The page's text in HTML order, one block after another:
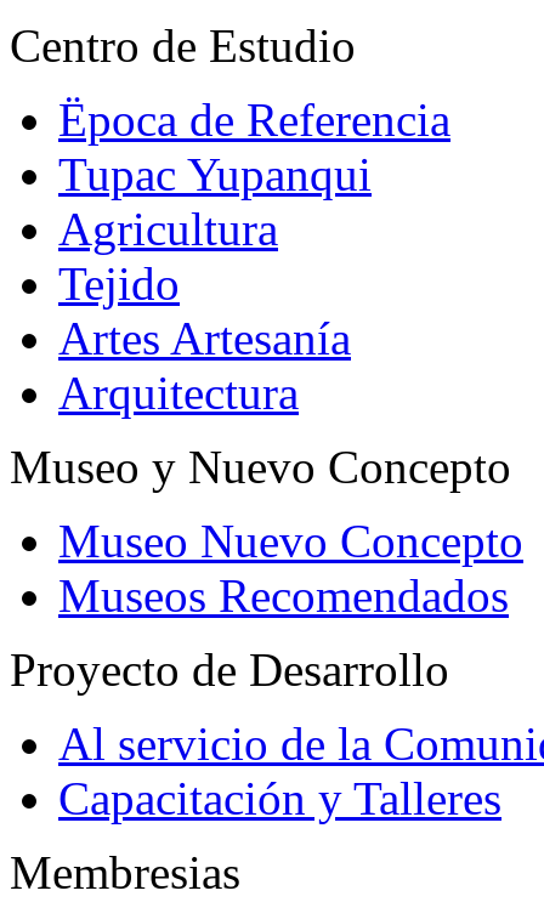
Centro de Estudio
Ëpoca de Referencia
Tupac Yupanqui
Agricultura
Tejido
Artes Artesanía
Arquitectura
Museo y Nuevo Concepto
Museo Nuevo Concepto
Museos Recomendados
Proyecto de Desarrollo
Al servicio de la
Capacitación y Talleres
Membresias